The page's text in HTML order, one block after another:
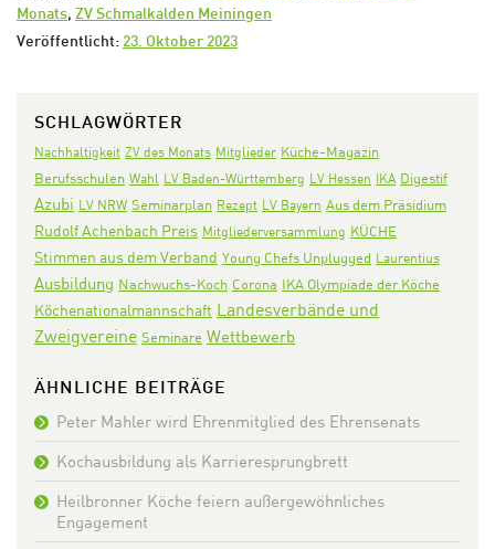
Monats, ZV Schmalkalden Meiningen
Veröffentlicht: 23. Oktober 2023
SCHLAGWÖRTER
Nachhaltigkeit ZV des Monats Mitglieder Küche-Magazin
Berufsschulen Wahl LV Baden-Württemberg LV Hessen IKA Digestif
Azubi LV NRW Seminarplan Rezept LV Bayern Aus dem Präsidium
Rudolf Achenbach Preis Mitgliederversammlung KÜCHE
Stimmen aus dem Verband Young Chefs Unplugged Laurentius
Ausbildung Nachwuchs-Koch Corona IKA Olympiade der Köche
Köchenationalmannschaft Landesverbände und
Zweigvereine Seminare Wettbewerb
ÄHNLICHE BEITRÄGE
Peter Mahler wird Ehrenmitglied des Ehrensenats
Kochausbildung als Karrieresprungbrett
Heilbronner Köche feiern außergewöhnliches
Engagement